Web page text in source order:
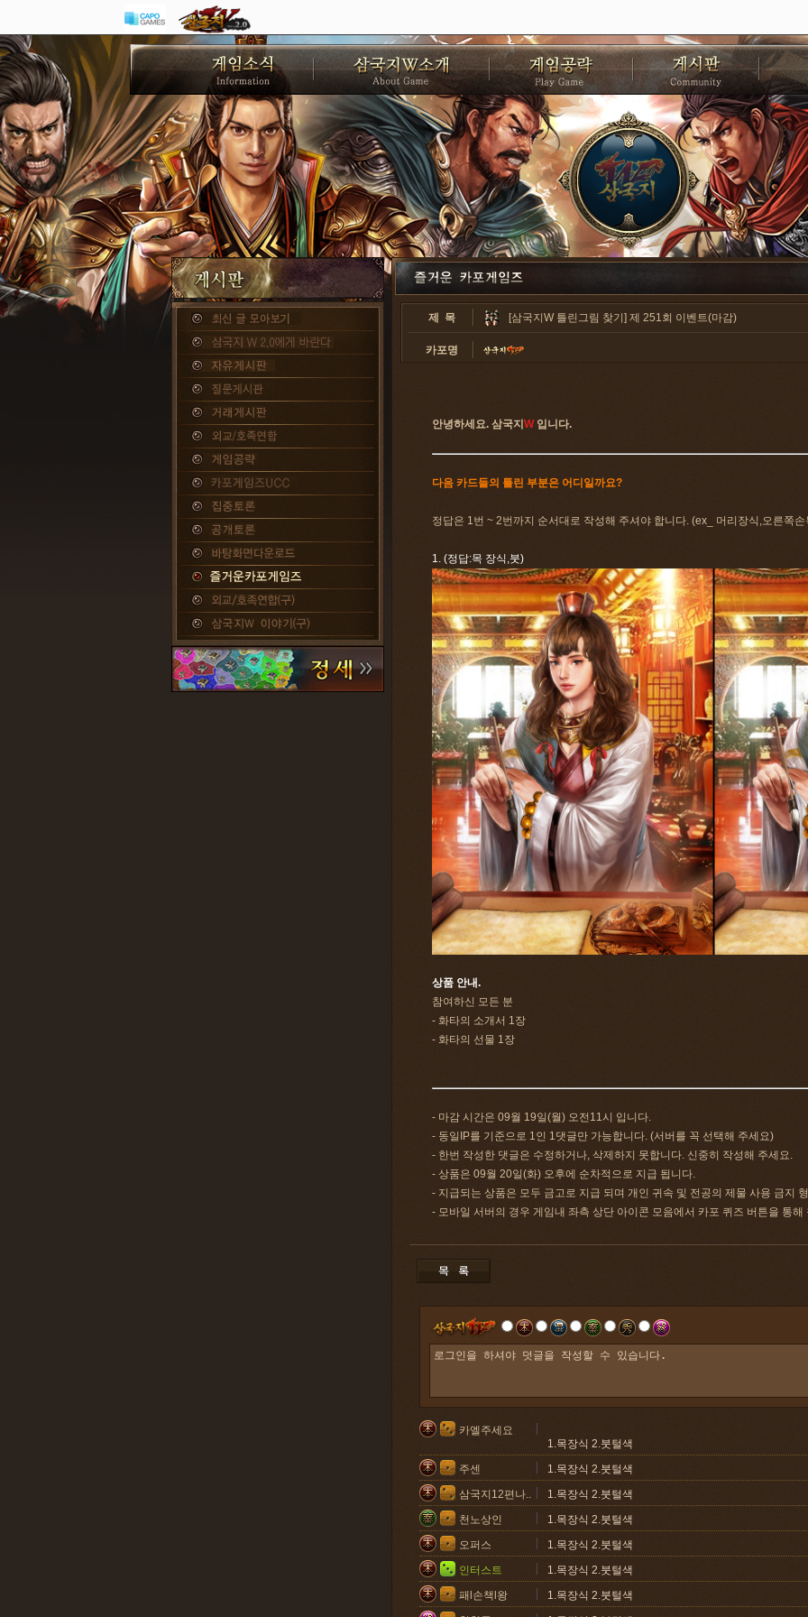
제 목 [삼국지W 틀린그림 찾기] 제 251회 이벤트(마감)
카포명
안녕하세요. 삼국지 W입니다.
다음 카드들의 틀린 부분은 어디일까요?
정답은 1번 ~ 2번까지 순서대로 작성해 주셔야 합니다. (ex_ 머리장식,오른쪽손
1. (정답:목 장식,붓)
상품 안내.
참여하신 모든 분
- 화타의 소개서 1장
- 화타의 선물 1장
- 마감 시간은 09월 19일(월) 오전11시 입니다.
- 동일IP를 기준으로 1인 1댓글만 가능합니다. (서버를 꼭 선택해 주세요)
- 한번 작성한 댓글은 수정하거나, 삭제하지 못합니다. 신중히 작성해 주세요.
- 상품은 09월 20일(화) 오후에 순차적으로 지급 됩니다.
- 지급되는 상품은 모두 금고로 지급 되며 개인 귀속 및 전공의 제물 사용 금지
- 모바일 서버의 경우 게임내 좌측 상단 아이콘 모음에서 카포 퀴즈 버튼을 통
카엘주세요
1.목장식 2.붓털색
주센
1.목장식 2.붓털색
삼국지12편나..
1.목장식 2.붓털색
천노상인
1.목장식 2.붓털색
오퍼스
1.목장식 2.붓털색
인터스트
1.목장식 2.붓털색
패l손책l왕
1.목장식 2.붓털색